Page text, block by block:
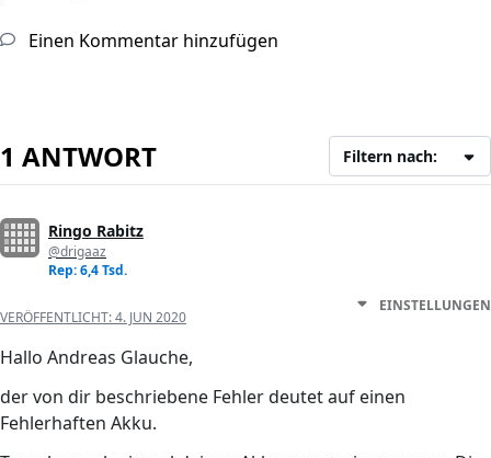
Einen Kommentar hinzufügen
1 ANTWORT Filtern nach:
Ringo Rabitz
@drigaaz
Rep: 6,4 Tsd.
VERÖFFENTLICHT:4. JUN 2020
EINSTELLUNGEN
Hallo Andreas Glauche,
der von dir beschriebene Fehler deutet auf einen
Fehlerhaften Akku.